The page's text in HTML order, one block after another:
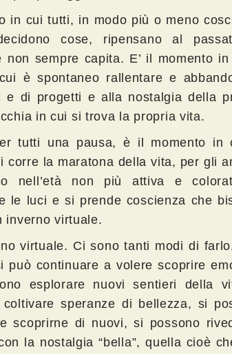
in cui tutti, in modo più o meno
cose, ripensano al
non sempre capita. E’ il momento
è spontaneo rallentare e
e di progetti e alla nostalgia della
in cui si trova la propria vita.
tutti una pausa, è il momento in
corre la maratona della vita, per gli
nell’età non più attiva e
le luci e si prende coscienza che
inverno virtuale.
virtuale. Ci sono tanti modi di
può continuare a volere scoprire
esplorare nuovi sentieri della
speranze di bellezza, si
scoprirne di nuovi, si possono
la nostalgia “bella”, quella cioè